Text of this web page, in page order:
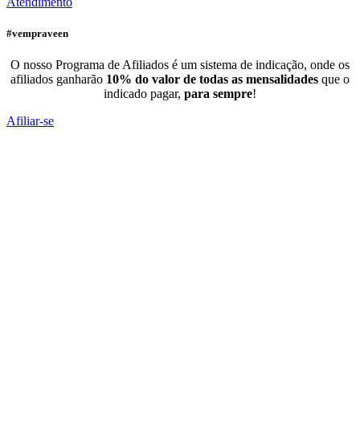
#vempraveen
O nosso Programa de Afiliados é um sistema de indicação, onde os
afiliados ganharão 10% do valor de todas as mensalidades que o
indicado pagar, para sempre!
Afiliar-se